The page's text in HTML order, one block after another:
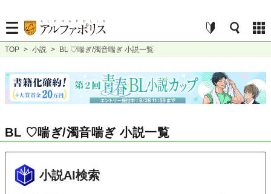
TOP > 小説 > BL ♡喘ぎ/濁音喘ぎ 小説一覧
BL ♡喘ぎ/濁音喘ぎ 小説一覧
小説AI検索